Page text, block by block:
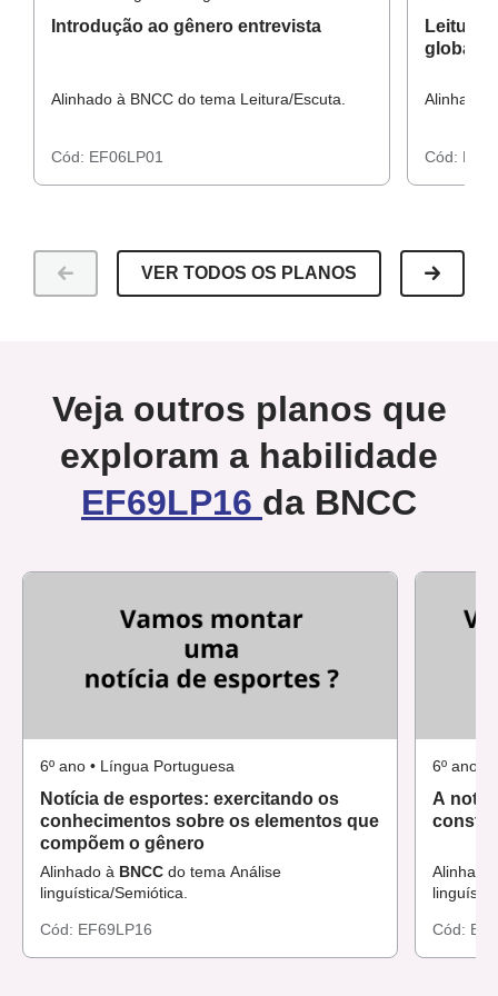
CERQUEIRA NETO, J. C.; SANTOS, A. P.
A entrevista
como um gênero do discurso: conceitos e fundamentos. In:
Introdução ao gênero entrevista
Alinhado à BNCC do tema Leitura/Escuta.
Cód: EF06LP01
Leitura
globais
Alinhado
Cód:
VER TODOS OS PLANOS
Veja outros planos que
exploram a habilidade
EF69LP16 da BNCC
6º ano • Língua Portuguesa
Notícia de esportes: exercitando os
conhecimentos sobre os elementos que
compõem o gênero
Alinhado à BNCC do tema Análise
linguística/Semiótica.
Cód: EF69LP16
6º ano •
A
Cód: